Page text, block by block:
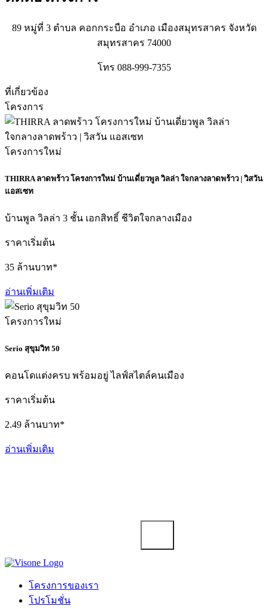
89 หมู่ที่ 3 ตำบล คอกกระบือ อำเภอ เมืองสมุทรสาคร จังหวัด
สมุทรสาคร 74000
โทร 088-999-7355
ที่เกี่ยวข้อง
โครงการ
โครงการใหม่
THIRRA ลาดพร้าว โครงการใหม่ บ้านเดี่ยวพูล วิลล่า ใจกลางลาดพร้าว | วิสวัน
แอสเซท
บ้านพูล วิลล่า 3 ชั้น เอกสิทธิ์ ชีวิตใจกลางเมือง
ราคาเริ่มต้น
35 ล้านบาท*
อ่านเพิ่มเติม
โครงการใหม่
Serio สุขุมวิท 50
คอนโดแต่งครบ พร้อมอยู่ ไลฟ์สไตล์คนเมือง
ราคาเริ่มต้น
2.49 ล้านบาท*
อ่านเพิ่มเติม
โครงการของเรา
โปรโมชั่น